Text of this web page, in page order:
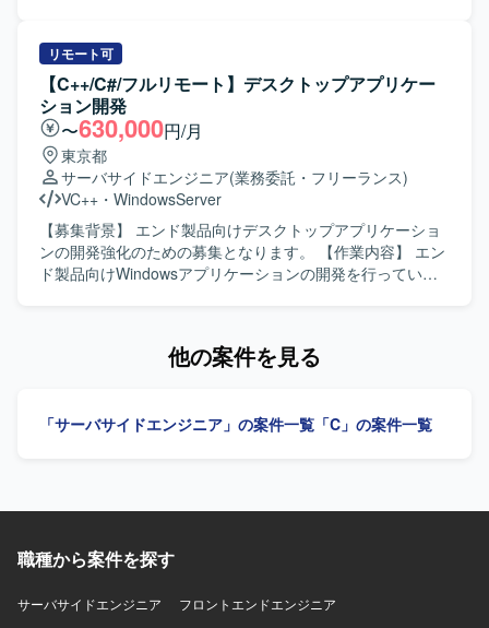
す。 【開発環境】 C#（.NET）、VB.NETなどのオープン系
言語を用いた販売管理システムの開発・保守環境となりま
す。
ルまでの一連の開発工程をお任せいたします。 顧客要望を
踏まえた機能追加や改修対応を行いながら、既存機能との
整合性を考慮した設計・実装を行っていただきます。 【求
める人物像】 自ら主体的に業務に取り組み、周囲とコミュ
ニケーションを取りながら開発を進めていただける方を求
めております。 要件や仕様の変化にも柔軟に対応し、品質
と納期のバランスを意識して開発できる方が望ましいで
す。 【ポジションの魅力】 製造業向け生産管理システムに
関する業務知識を身につけながら、顧客ごとの個別要件に
対応する開発経験を積むことができます。 パッケージ製品
の拡張開発を通じて、既存資産を活かした設計・実装スキ
リモート可
【C++/C#/フルリモート】デスクトップアプリケー
ション開発
〜630,000円/月
東京都
サーバサイドエンジニア(業務委託・フリーランス)
VC++ ・ WindowsServer
【募集背景】 エンド製品向けデスクトップアプリケーショ
ンの開発強化のための募集となります。 【作業内容】 エン
ド製品向けWindowsアプリケーションの開発を行っていた
踏まえて主体的に設計・実装・テストまで推進していただ
でき、デスクトップアプリケーション開発の経験を幅広く
他の案件を見る
「サーバサイドエンジニア」の案件一覧 「C」の案件一覧
職種から案件を探す
サーバサイドエンジニア
フロントエンドエンジニア